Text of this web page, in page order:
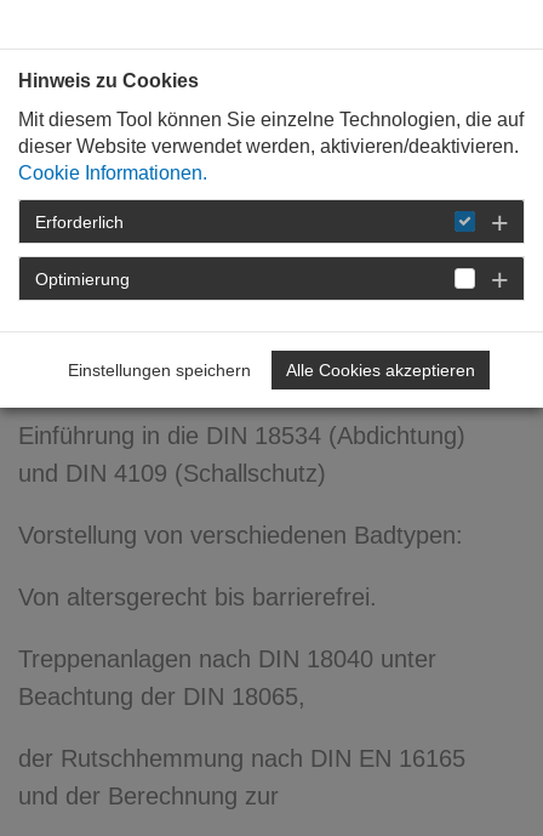
STARTSEITE DETAIL
Übersicht DIN 18040
Einführung in die DIN 18534 (Abdichtung)
und DIN 4109 (Schallschutz)
Vorstellung von verschiedenen Badtypen:
Von altersgerecht bis barrierefrei.
Treppenanlagen nach DIN 18040 unter
Beachtung der DIN 18065,
der Rutschhemmung nach DIN EN 16165
und der Berechnung zur
Hinweis zu Cookies
Mit diesem Tool können Sie einzelne Technologien, die auf
dieser Website verwendet werden, aktivieren/deaktivieren.
Cookie Informationen.
Erforderlich
Optimierung
Einstellungen speichern Alle Cookies akzeptieren